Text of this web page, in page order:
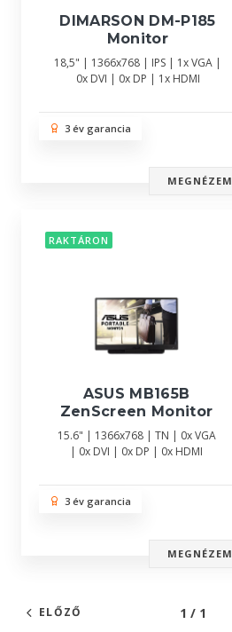
DIMARSON DM-P185
Monitor
18,5" | 1366x768 | IPS | 1x VGA |
0x DVI | 0x DP | 1x HDMI
3 év garancia
MEGNÉZEM
RAKTÁRON
ASUS MB165B
ZenScreen Monitor
15.6" | 1366x768 | TN | 0x VGA
| 0x DVI | 0x DP | 0x HDMI
3 év garancia
MEGNÉZEM
ELŐZŐ 1 / 1